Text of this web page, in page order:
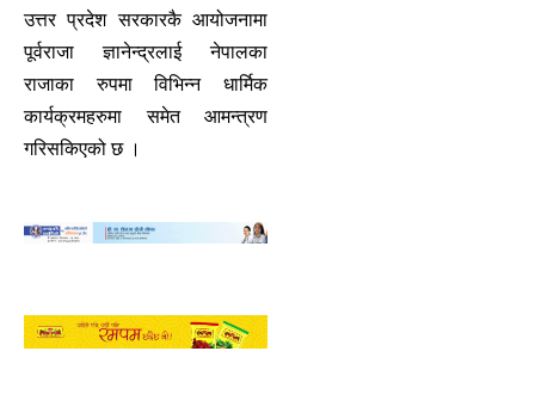
उत्तर प्रदेश सरकारकै आयोजनामा
पूर्वराजा ज्ञानेन्द्रलाई नेपालका
राजाका रुपमा विभिन्न धार्मिक
कार्यक्रमहरुमा समेत आमन्त्रण
गरिसकिएको छ ।